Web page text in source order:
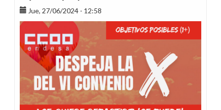
Jue, 27/06/2024 - 12:58